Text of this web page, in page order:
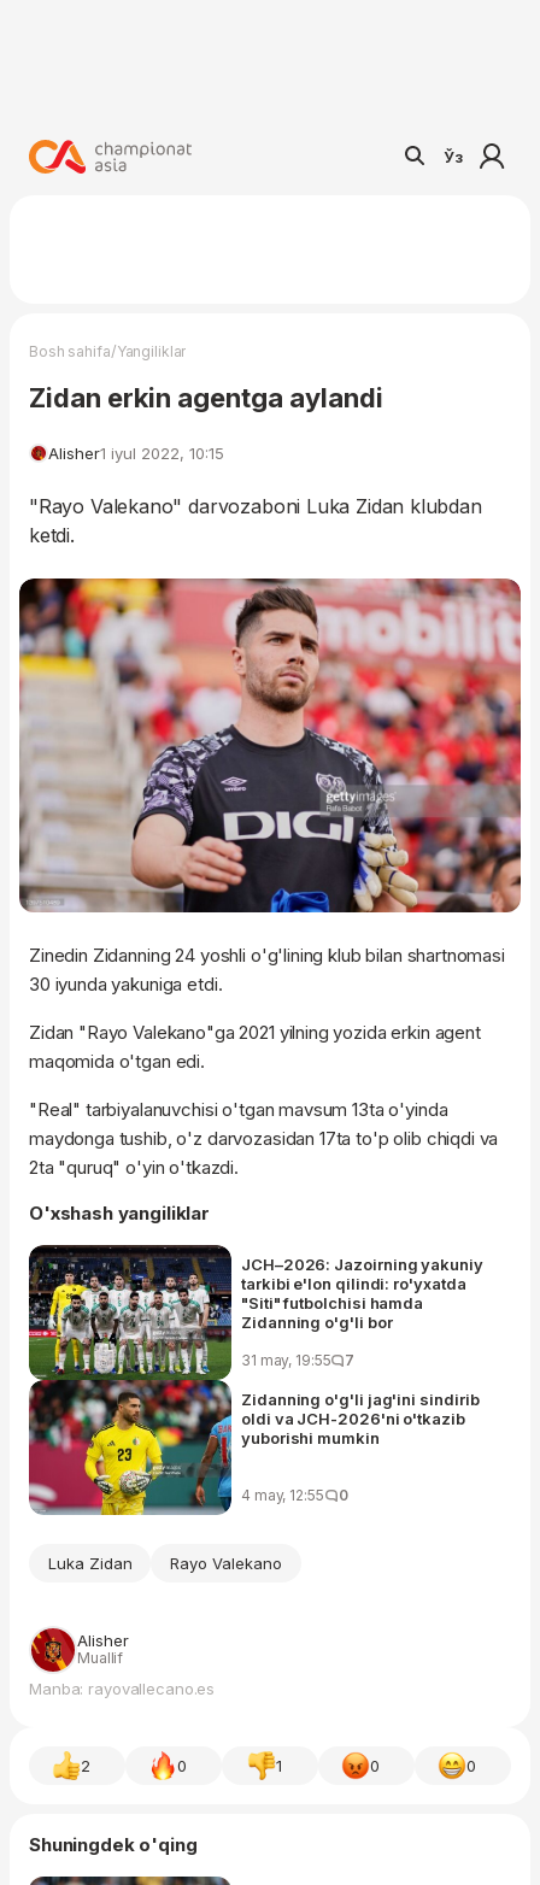
Ўз
Bosh sahifa/Yangiliklar
Zidan erkin agentga aylandi
Alisher1 iyul 2022, 10:15
"Rayo Valekano" darvozaboni Luka Zidan klubdan
ketdi.
Zinedin Zidanning 24 yoshli o'g'lining klub bilan shartnomasi
30 iyunda yakuniga etdi.
Zidan "Rayo Valekano"ga 2021 yilning yozida erkin agent
maqomida o'tgan edi.
"Real" tarbiyalanuvchisi o'tgan mavsum 13ta o'yinda
maydonga tushib, o'z darvozasidan 17ta to'p olib chiqdi va
2ta "quruq" o'yin o'tkazdi.
O'xshash yangiliklar
JCH–2026: Jazoirning yakuniy
tarkibi e'lon qilindi: ro'yxatda
"Siti" futbolchisi hamda
Zidanning o'g'li bor
31 may, 19:55 7
Zidanning o'g'li jag'ini sindirib
oldi va JCH-2026'ni o'tkazib
yuborishi mumkin
4 may, 12:55 0
Luka Zidan Rayo Valekano
Alisher
Muallif
Manba: rayovallecano.es
2 0 1 0 0
Shuningdek o'qing